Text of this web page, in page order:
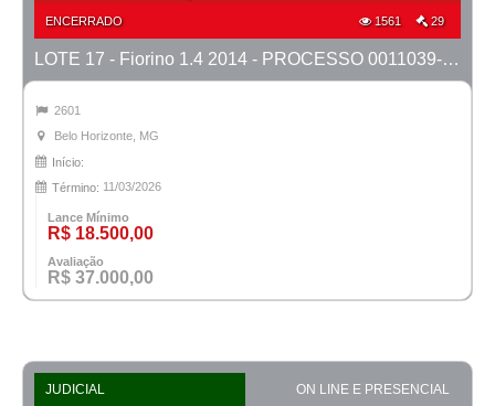
ENCERRADO 1561 29
LOTE 17 - Fiorino 1.4 2014 - PROCESSO 0011039-27.2023-42ª BH
2601
Belo Horizonte, MG
Início:
Término: 11/03/2026
Lance Mínimo
R$ 18.500,00
Avaliação
R$ 37.000,00
JUDICIAL ON LINE E PRESENCIAL